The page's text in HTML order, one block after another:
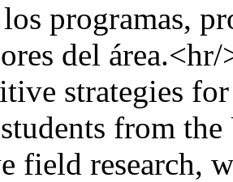
programas,
del
strategies
from
field research,